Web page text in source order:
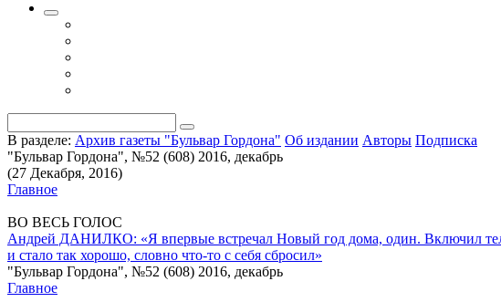
В разделе: Архив газеты "Бульвар Гордона" Об издании Авторы Подписка
"Бульвар Гордона", №52 (608) 2016, декабрь
(27 Декабря, 2016)
Главное
ВО ВЕСЬ ГОЛОС
Андрей ДАНИЛКО: «Я впервые встречал Новый год дома, один. Включил
и стало так хорошо, словно что-то с себя сбросил»
"Бульвар Гордона", №52 (608) 2016, декабрь
Главное